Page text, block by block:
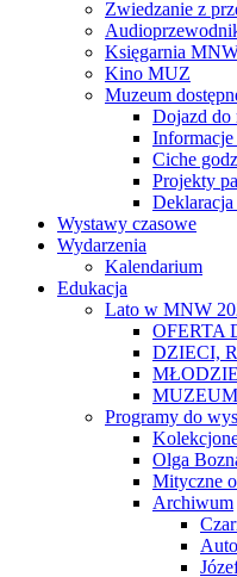
Zwiedzanie z
Księgarnia
Kino MUZ
Muzeum
Dojazd do
Informacje
Ciche
Projekty
Deklaracja
Wystawy czasowe
Wydarzenia
Kalendarium
Edukacja
Lato w MNW
OFERTA
DZIECI,
Programy do
Olga
Mityczne
Archiwum